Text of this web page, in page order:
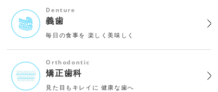
Denture
義歯
毎日の食事を 楽しく美味しく
Orthodontic
矯正歯科
見た目もキレイに 健康な歯へ